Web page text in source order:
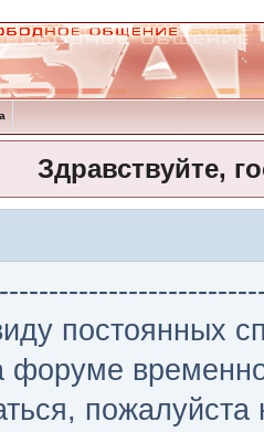
Здравствуйте,
постоянных
форуме